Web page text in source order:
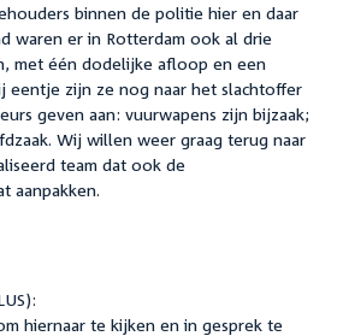
binnen de politie hier en daar
waren er in Rotterdam ook al drie
met één dodelijke afloop en een
eentje zijn ze nog naar het slachtoffer
geven aan: vuurwapens zijn bijzaak;
Wij willen weer graag terug naar
team dat ook de
aanpakken.
hiernaar te kijken en in gesprek te